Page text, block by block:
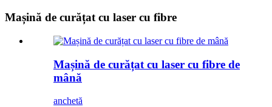
Mașină de curățat cu laser cu fibre
Mașină de curățat cu laser cu fibre de
mână
anchetă